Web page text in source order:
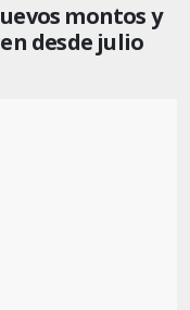
montos y
desde julio